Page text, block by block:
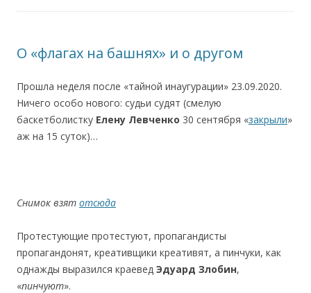
О «флагах на башнях» и о другом
Прошла неделя после «тайной инаугурации» 23.09.2020.
Ничего особо нового: судьи судят (смелую
баскетболистку Елену Левченко 30 сентября «закрыли»
аж на 15 суток)…
Снимок взят отсюда
Протестующие протестуют, пропагандисты
пропагандонят, креативщики креативят, а пинчуки, как
однажды выразился краевед Эдуард Злобин,
«пинчуют».